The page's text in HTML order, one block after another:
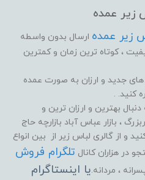
زیر عمده
زیر عمده ارسال بدون واسطه
، کوتاه ترین زمان و کمترین
های جدید و ارزان به صورت عمده
کنید. .
بهترین و ارزان ترین و
، بازار عباس آباد بازارچه حاج
و از گالری لباس زیر از بین انواع
در هزاران کانال تلگرام فروش
، مردانه.یا اینستاگرام